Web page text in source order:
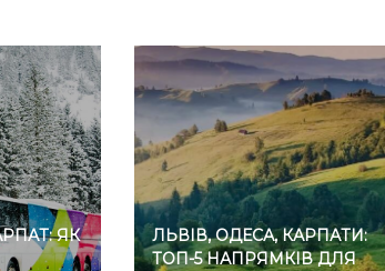
ЯК
ЛЬВІВ, ОДЕСА, КАРПАТИ:
ТОП-5 НАПРЯМКІВ ДЛЯ